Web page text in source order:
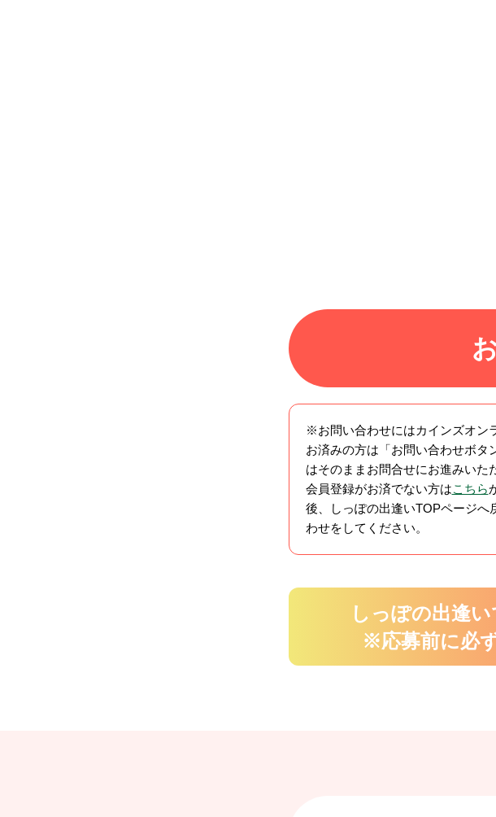
※お問い合わせにはカインズオン
お済みの方は「お問い合わせボタ
はそのままお問合せにお進みいた
会員登録がお済でない方はこちら
後、しっぽの出逢いTOPページへ
わせをしてください。
しっぽの出逢
※応募前に必